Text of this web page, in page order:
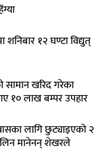
शनिबार १२ घण्टा विद्युत्
खरिद गरेका
१० लाख बम्पर उपहार
लागि छुट्याइएको २
मानेनन् शेखरले